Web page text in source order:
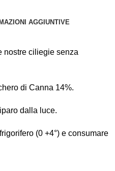
AGGIUNTIVE
nostre ciliegie senza
di Canna 14%.
dalla luce.
(0 +4°) e consumare